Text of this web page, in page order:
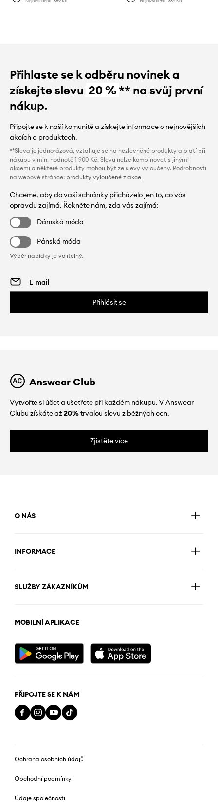
Přihlaste se k odběru novinek a
získejte slevu 20 %** na svůj první
nákup.
Připojte se k naší komunitě a získejte informace o nejnovějších
akcích a produktech.
**Sleva je jednorázová, vztahuje se na nezlevněné produkty a platí při
nákupu v min. hodnotě 1 900 Kč. Slevu nelze kombinovat s jinými
akcemi a některé produkty mohou být ze slevy vyloučeny. Podrobnosti
na webové stránce: produkty vyloučené z akce
Chceme, aby do vaší schránky přicházelo jen to, co vás
opravdu zajímá. Řekněte nám, zda vás zajímá:
Dámská móda
Pánská móda
Výběr nabídky je volitelný.
Přihlásit se
Answear Club
Vytvořte si účet a ušetřete při každém nákupu. V Answear
Clubu získáte až20%trvalou slevu z běžných cen.
Zjistěte více
O NÁS
INFORMACE
SLUŽBY ZÁKAZNÍKŮM
MOBILNÍ APLIKACE
PŘIPOJTE SE K NÁM
Ochrana osobních údajů
Obchodní podmínky
Údaje společnosti